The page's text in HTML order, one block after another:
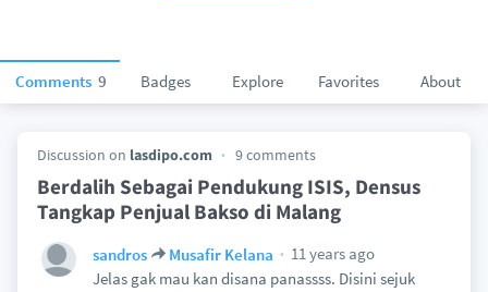
Comments 9 Badges Explore Favorites About
Discussion on lasdipo.com 9 comments
Berdalih Sebagai Pendukung ISIS, Densus
Tangkap Penjual Bakso di Malang
sandros Musafir Kelana
11 years ago
Jelas gak mau kan disana panassss. Disini sejuk